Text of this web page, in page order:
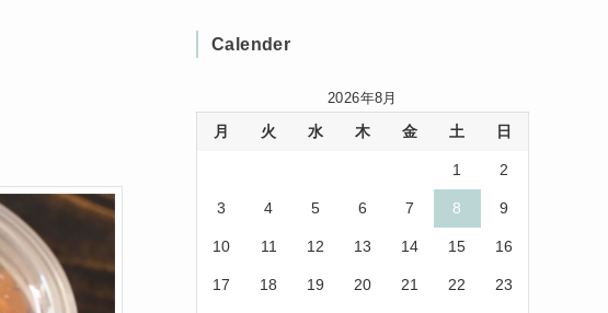
(17)
Calender
2026年8月
月 火 水 木 金 土 日
1 2
3 4 5 6 7 8 9
10 11 12 13 14 15 16
17 18 19 20 21 22 23